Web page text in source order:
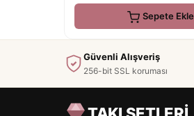
Sepete Ekle
Güvenli Alışveriş
256-bit SSL koruması